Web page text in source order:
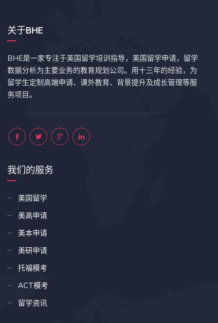
关于BHE
BHE是一家专注于美国留学培训指导，美国留学申请，留学
数据分析为主要业务的教育规划公司。用十三年的经验，为
留学生定制高端申请、课外教育、背景提升及成长管理等服
务项目。
我们的服务
美国留学
美高申请
美本申请
美研申请
托福模考
ACT模考
留学资讯